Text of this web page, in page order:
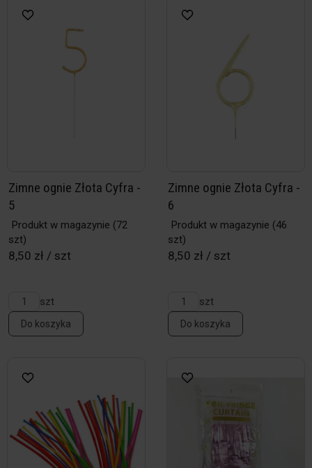
Zimne ognie Złota Cyfra -
5
Produkt w magazynie (72
szt)
8,50 zł / szt
szt
Do koszyka
Zimne ognie Złota Cyfra -
6
Produkt w magazynie (46
szt)
8,50 zł / szt
szt
Do koszyka